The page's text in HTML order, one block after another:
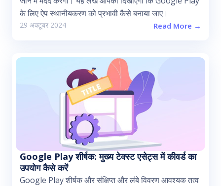
के लिए ऐप स्थानीयकरण को प्रभावी कैसे बनाया जाए।
29 अक्टूबर 2024 Read More →
Google Play शीर्षक: मुख्य टेक्स्ट एसेट्स में कीवर्ड का
उपयोग कैसे करें
Google Play शीर्षक और संक्षिप्त और लंबे विवरण आवश्यक तत्व